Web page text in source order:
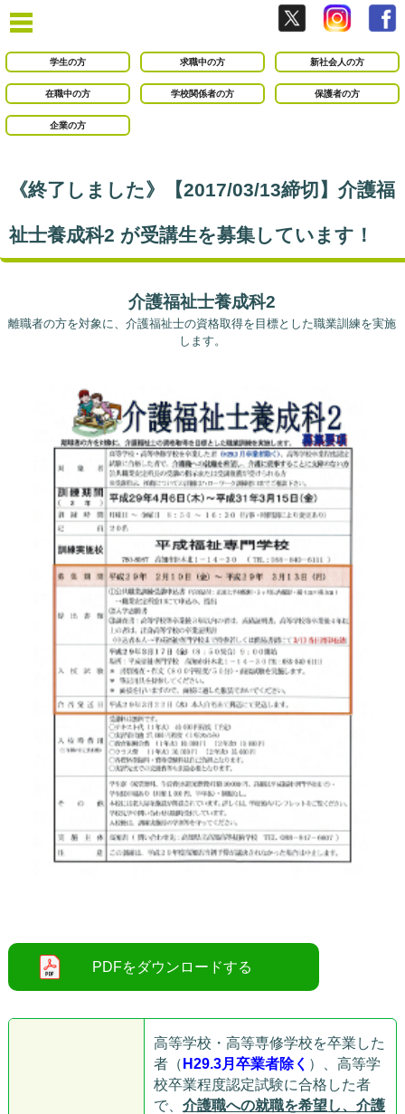
学生の方 求職中の方 新社会人の方
在職中の方 学校関係者の方 保護者の方
企業の方
《終了しました》【2017/03/13締切】介護福
祉士養成科2 が受講生を募集しています！
介護福祉士養成科2
離職者の方を対象に、介護福祉士の資格取得を目標とした職業訓練を実施
します。
高等学校・高等専修学校を卒業した
者（ H29.3月卒業者除く ）、高等学
校卒業程度認定試験に合格した者
で、 介護職への就職を希望し、介護